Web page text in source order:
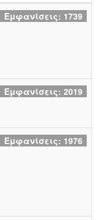
Εμφανίσεις: 1739
Εμφανίσεις: 2019
Εμφανίσεις: 1976